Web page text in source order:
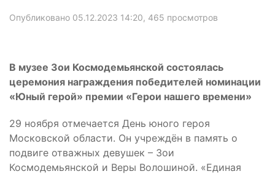
Опубликовано 05.12.2023 14:20, 465 просмотров
В музее Зои Космодемьянской состоялась
церемония награждения победителей номинации
«Юный герой» премии «Герои нашего времени»
29 ноября отмечается День юного героя
Московской области. Он учреждён в память о
подвиге отважных девушек – Зои
Космодемьянской и Веры Волошиной. «Единая